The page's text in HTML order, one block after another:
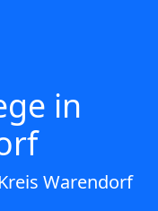
in
Warendorf